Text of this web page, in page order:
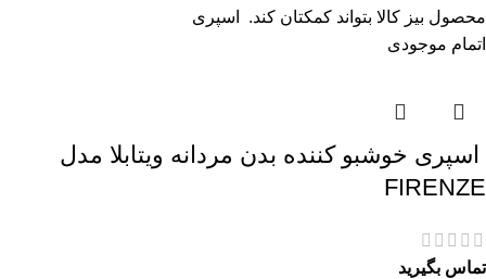
محصول بیز کالا بتواند کمکتان کند. اسپری
اتمام موجودی
اسپری خوشبو کننده بدن مردانه ویتابلا مدل
FIRENZE
تماس بگیرید